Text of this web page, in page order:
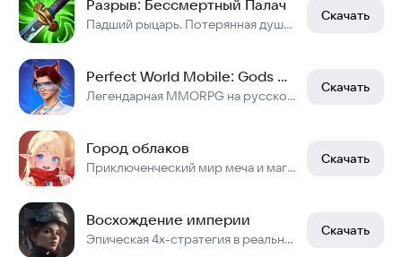
Разрыв: Бессмертный Палач
Падший рыцарь. Потерянная душа. Открытый мир, полный монстров
Скачать
Perfect World Mobile: Gods War
Легендарная MMORPG на русском. Открытый мир, полеты, классы, гильдии и PvP!
Скачать
Город облаков
Приключенческий мир меча и магии!
Скачать
Восхождение империи
Эпическая 4x-стратегия в реальном времени. Построй свою империю и побеждай!
Скачать